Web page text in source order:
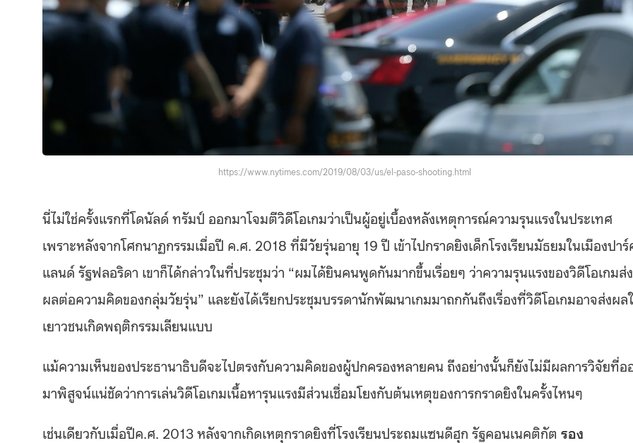
https://www.nytimes.com/2019/08/03/us/el-paso-shooting.html
นี่ไม่ใช่ครั้งแรกที่โดนัลด์ ทรัมป์ ออกมาโจมตีวิดีโอเกมว่าเป็นผู้อยู่เบื้องหลังเหตุการณ์ความรุนแรงในประเทศ
เพราะหลังจากโศกนาฏกรรมเมื่อปี ค.ศ. 2018 ที่มีวัยรุ่นอายุ 19 ปี เข้าไปกราดยิงเด็กโรงเรียนมัธยมในเมืองปา
แลนด์ รัฐฟลอริดา เขาก็ได้กล่าวในที่ประชุมว่า “ผมได้ยินคนพูดกันมากขึ้นเรื่อยๆ ว่าความรุนแรงของวิดีโอเกมส่ง
ผลต่อความคิดของกลุ่มวัยรุ่น” และยังได้เรียกประชุมบรรดานักพัฒนาเกมมาถกกันถึงเรื่องที่วิดีโอเกมอาจส่งผล
เยาวชนเกิดพฤติกรรมเลียนแบบ
แม้ความเห็นของประธานาธิบดีจะไปตรงกับความคิดของผู้ปกครองหลายคน ถึงอย่างนั้นก็ยังไม่มีผลการวิจัยที่อ
มาพิสูจน์แน่ชัดว่าการเล่นวิดีโอเกมเนื้อหารุนแรงมีส่วนเชื่อมโยงกับต้นเหตุของการกราดยิงในครั้งไหนๆ
เช่นเดียวกับเมื่อปีค.ศ. 2013 หลังจากเกิดเหตุกราดยิงที่โรงเรียนประถมแซนดีฮุก รัฐคอนเนคติกัต รอง